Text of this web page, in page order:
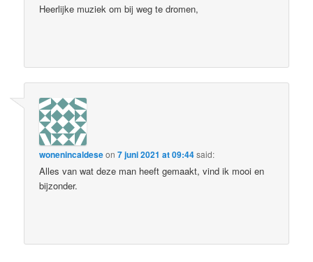
Heerlijke muziek om bij weg te dromen,
wonenincaldeseon7 juni 2021 at 09:44said:
Alles van wat deze man heeft gemaakt, vind ik mooi en
bijzonder.